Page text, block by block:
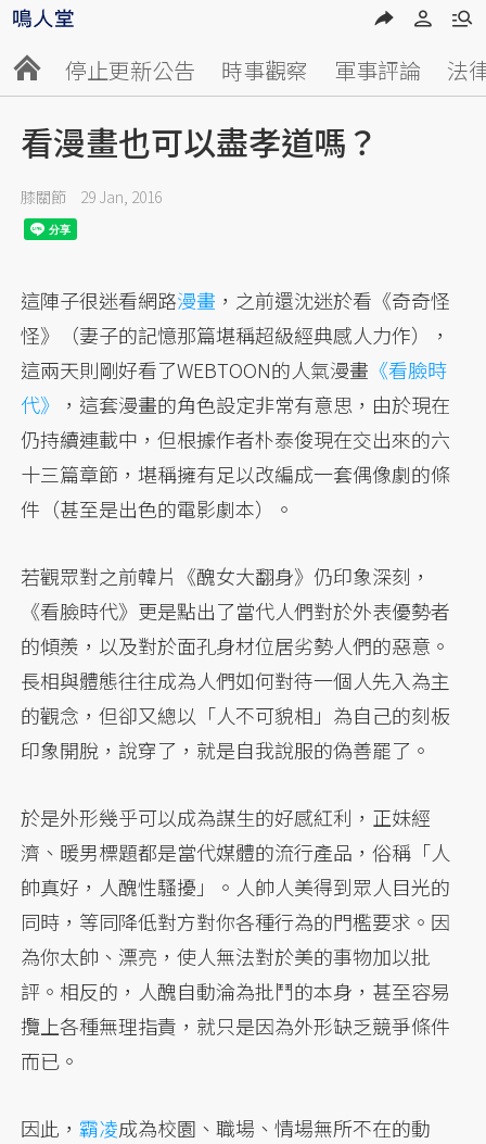
停止更新公告 時事觀察 軍事評論 法
看漫畫也可以盡孝道嗎？
膝關節 29 Jan, 2016
這陣子很迷看網路漫畫 ，之前還沈迷於看《奇奇怪
怪》（妻子的記憶那篇堪稱超級經典感人力作），
這兩天則剛好看了WEBTOON的人氣漫畫 《看臉時
代》
，這套漫畫的角色設定非常有意思，由於現在
仍持續連載中，但根據作者朴泰俊現在交出來的六
十三篇章節，堪稱擁有足以改編成一套偶像劇的條
件（甚至是出色的電影劇本）。
若觀眾對之前韓片《醜女大翻身》仍印象深刻，
《看臉時代》更是點出了當代人們對於外表優勢者
的傾羨，以及對於面孔身材位居劣勢人們的惡意。
長相與體態往往成為人們如何對待一個人先入為主
的觀念，但卻又總以「人不可貌相」為自己的刻板
印象開脫，說穿了，就是自我說服的偽善罷了。
於是外形幾乎可以成為謀生的好感紅利，正妹經
濟、暖男標題都是當代媒體的流行產品，俗稱「人
帥真好，人醜性騷擾」。人帥人美得到眾人目光的
同時，等同降低對方對你各種行為的門檻要求。因
為你太帥、漂亮，使人無法對於美的事物加以批
評。相反的，人醜自動淪為批鬥的本身，甚至容易
攬上各種無理指責，就只是因為外形缺乏競爭條件
而已。
因此，霸凌成為校園、職場、情場無所不在的動